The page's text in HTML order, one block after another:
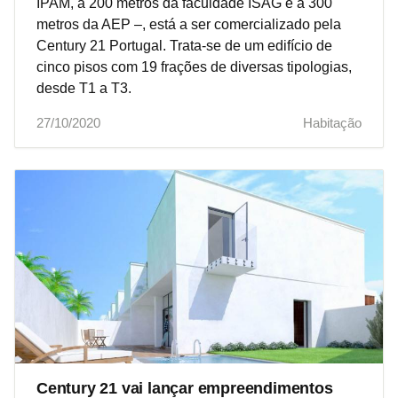
IPAM, a 200 metros da faculdade ISAG e a 300
metros da AEP –, está a ser comercializado pela
Century 21 Portugal. Trata-se de um edifício de
cinco pisos com 19 frações de diversas tipologias,
desde T1 a T3.
27/10/2020 Habitação
Century 21 vai lançar empreendimentos